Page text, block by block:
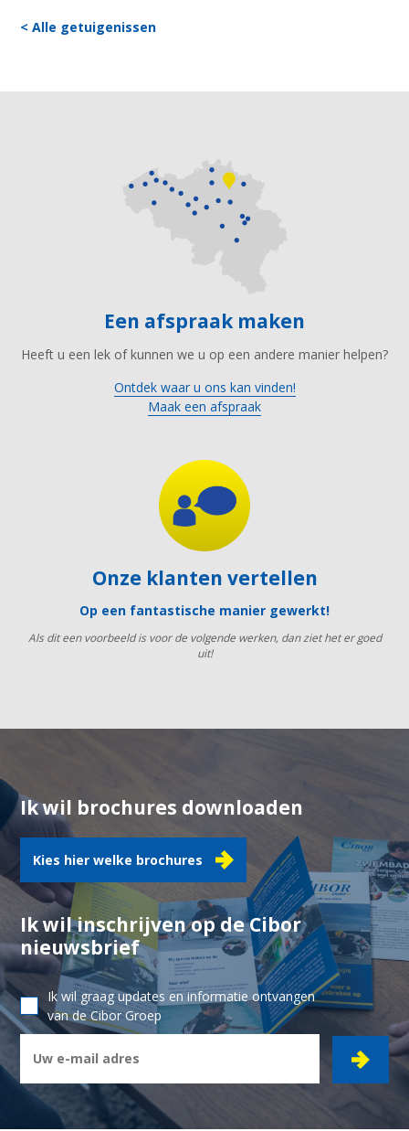
< Alle getuigenissen
Een afspraak maken
Heeft u een lek of kunnen we u op een andere manier helpen?
Ontdek waar u ons kan vinden!
Maak een afspraak
Onze klanten vertellen
Op een fantastische manier gewerkt!
Als dit een voorbeeld is voor de volgende werken, dan ziet het er goed
uit!
Ik wil brochures downloaden
Kies hier welke brochures
Ik wil inschrijven op de Cibor
nieuwsbrief
Ik wil graag updates en informatie ontvangen
van de Cibor Groep